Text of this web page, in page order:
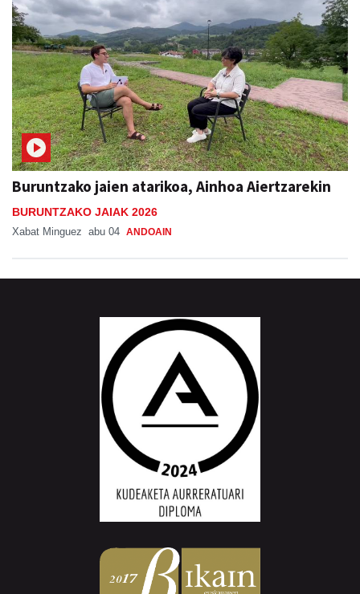
Buruntzako jaien atarikoa, Ainhoa Aiertzarekin
BURUNTZAKO JAIAK 2026
Xabat Minguez abu 04 ANDOAIN